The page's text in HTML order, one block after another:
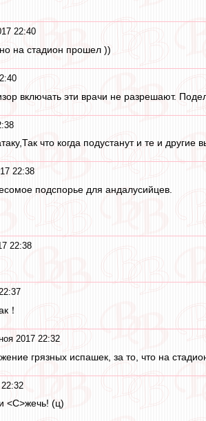
22:40
на стадион прошел ))
включать эти врачи не разрешают.
что когда подустанут и те и
22:38
подспорье для андалусийцев.
22:38
！
2017 22:32
грязных испашек, за то, что на
<C>жечь! (ц)